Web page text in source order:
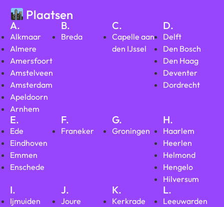
Plaatsen
A.
Alkmaar
Almere
Amersfoort
Amstelveen
Amsterdam
Apeldoorn
Arnhem
B.
Breda
C.
Capelle aan
den IJssel
D.
Delft
Den Bosch
Den Haag
Deventer
Dordrecht
E.
Ede
Eindhoven
Emmen
Enschede
F.
Franeker
G.
Groningen
H.
Haarlem
Heerlen
Helmond
Hengelo
Hilversum
I.
Ijmuiden
J.
Joure
K.
Kerkrade
L.
Leeuwarden